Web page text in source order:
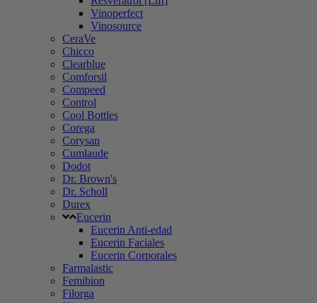
Vinoperfect
Vinosource
CeraVe
Chicco
Clearblue
Comforsil
Compeed
Control
Cool Bottles
Corega
Corysan
Cumlaude
Dodot
Dr. Brown's
Dr. Scholl
Durex
Eucerin
Eucerin Anti-edad
Eucerin Faciales
Eucerin Corporales
Farmalastic
Femibion
Filorga